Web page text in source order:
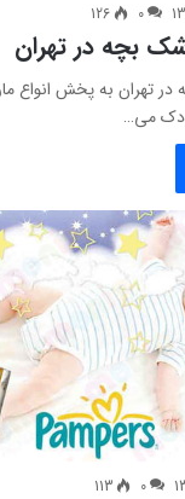
0
126
بچه در تهران
تهران به پخش انواع
می…
0
113